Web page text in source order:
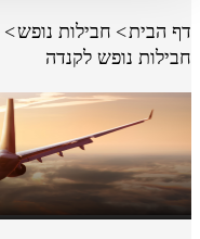
דף הבית חבילות נופש
חבילות נופש לקנדה